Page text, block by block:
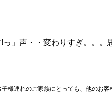
」声・・変わりすぎ。。。
様連れのご家族にとっても、他のお客